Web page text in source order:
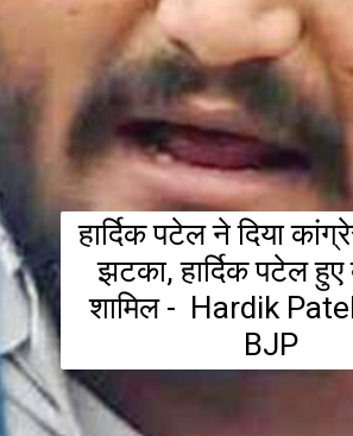
हार्दिक पटेल ने दिया
झटका, हार्दिक पटेल हुए
शामिल -  Hardik
BJP